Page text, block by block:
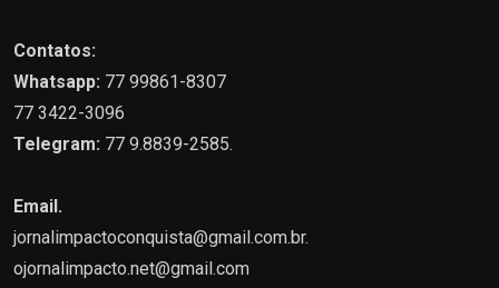
Contatos:
Whatsapp: 77 99861-8307
77 3422-3096
Telegram: 77 9.8839-2585.
Email.
jornalimpactoconquista@gmail.com.br.
ojornalimpacto.net@gmail.com